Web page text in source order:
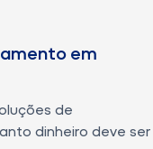
em
de
dinheiro deve ser